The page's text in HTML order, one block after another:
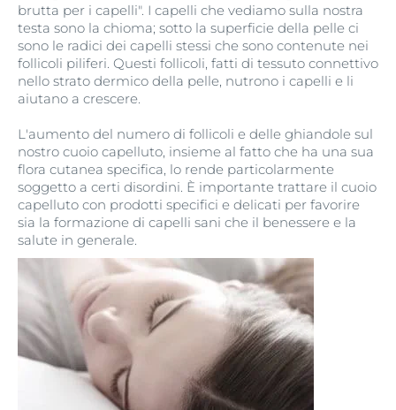
brutta per i capelli". I capelli che vediamo sulla nostra
testa sono la chioma; sotto la superficie della pelle ci
sono le radici dei capelli stessi che sono contenute nei
follicoli piliferi. Questi follicoli, fatti di tessuto connettivo
nello strato dermico della pelle, nutrono i capelli e li
aiutano a crescere.
L'aumento del numero di follicoli e delle ghiandole sul
nostro cuoio capelluto, insieme al fatto che ha una sua
flora cutanea specifica, lo rende particolarmente
soggetto a certi disordini. È importante trattare il cuoio
capelluto con prodotti specifici e delicati per favorire
sia la formazione di capelli sani che il benessere e la
salute in generale.